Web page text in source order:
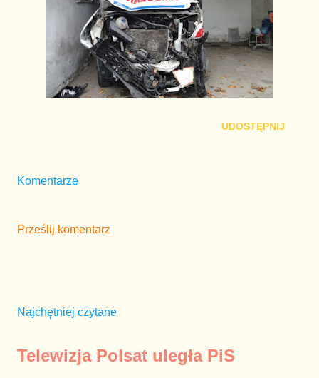
UDOSTĘPNIJ
Komentarze
Prześlij komentarz
Najchętniej czytane
Telewizja Polsat uległa PiS